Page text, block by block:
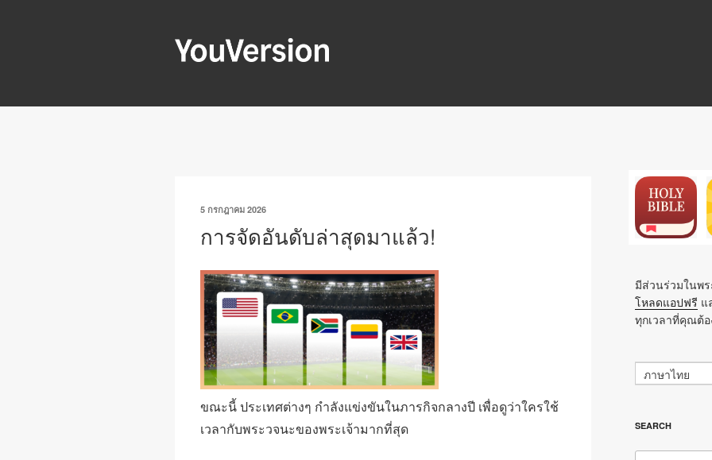
เขียน
ที่
5 กรกฎาคม 2026
การจัดอันดับล่าสุดมาแล้ว!
ขณะนี้ ประเทศต่างๆ กำลังแข่งขันในภารกิจกลางปี เพื่อดูว่าใครใช้
เวลากับพระวจนะของพระเจ้ามากที่สุด
มีส่วนร่วมในพ
โหลดแอปฟรี แ
ทุกเวลาที่คุณต้อ
ภาษาไทย
SEARCH